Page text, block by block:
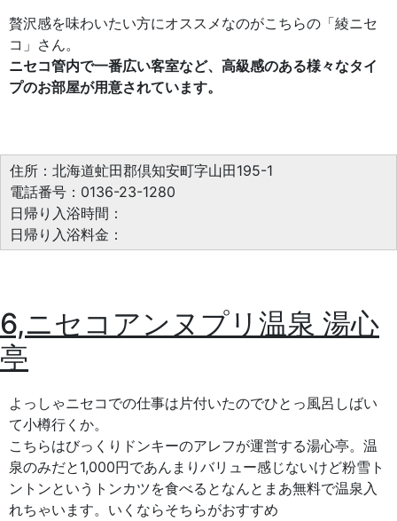
贅沢感を味わいたい方にオススメなのがこちらの「綾ニセ
コ」さん。
ニセコ管内で一番広い客室など、高級感のある様々なタイ
プのお部屋が用意されています。
住所：北海道虻田郡倶知安町字山田195-1
電話番号：0136-23-1280
日帰り入浴時間：
日帰り入浴料金：
6,ニセコアンヌプリ温泉 湯心
亭
よっしゃニセコでの仕事は片付いたのでひとっ風呂しばい
て小樽行くか。
こちらはびっくりドンキーのアレフが運営する湯心亭。温
泉のみだと1,000円であんまりバリュー感じないけど粉雪ト
ントンというトンカツを食べるとなんとまあ無料で温泉入
れちゃいます。いくならそちらがおすすめ